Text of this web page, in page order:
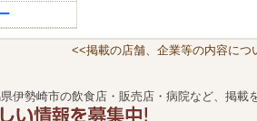
<<掲載の店舗、企業等の内容に
伊勢崎市の飲食店・販売店・病院など、掲載